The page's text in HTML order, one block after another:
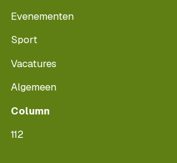
Evenementen
Sport
Vacatures
Algemeen
Column
112